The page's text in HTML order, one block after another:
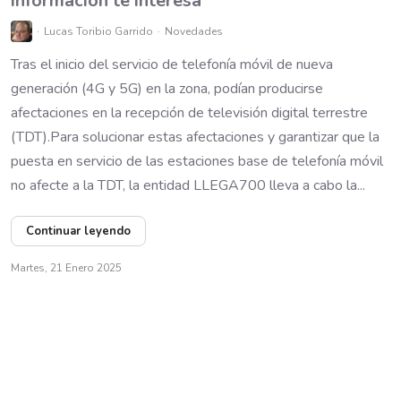
Lucas Toribio Garrido Novedades
Tras el inicio del servicio de telefonía móvil de nueva
generación (4G y 5G) en la zona, podían producirse
afectaciones en la recepción de televisión digital terrestre
(TDT).Para solucionar estas afectaciones y garantizar que la
puesta en servicio de las estaciones base de telefonía móvil
no afecte a la TDT, la entidad LLEGA700 lleva a cabo la...
Continuar leyendo
Martes, 21 Enero 2025